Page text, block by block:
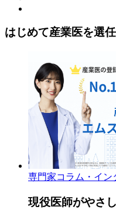
はじめて産業医を選
専門家コラム・イン
現役医師がやさ